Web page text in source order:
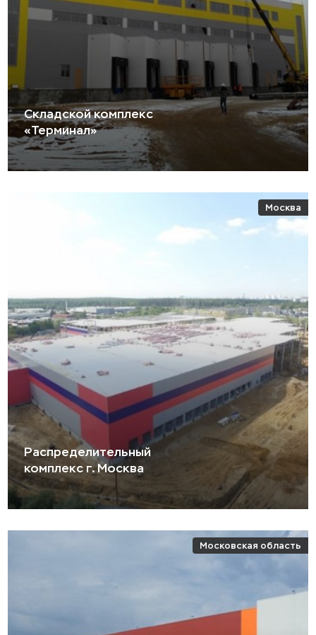
Складской комплекс
«Терминал»
Москва
Распределительный
комплекс г. Москва
Московская область